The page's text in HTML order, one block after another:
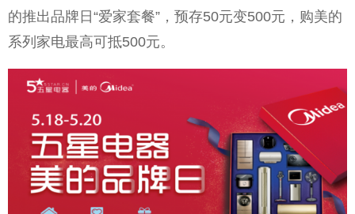
的推出品牌日“爱家套餐”，预存50元变500元，购美的
系列家电最高可抵500元。